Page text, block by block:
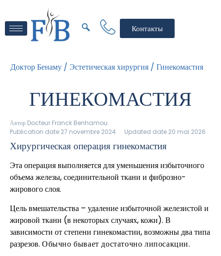
Контакты
Доктор Бенаму / Эстетическая хирургия / Гинекомастия
ГИНЕКОМАСТИЯ
Автор Docteur Franck Benhamou
Publication date 27 novembre 2024
Updated date 20 mai 2026
Хирургическая операция гинекомастия
Эта операция выполняется для уменьшения избыточного
объема железы, соединительной ткани и фиброзно-
жирового слоя.
Цель вмешательства – удаление избыточной железистой и
жировой ткани (в некоторых случаях, кожи). В
зависимости от степени гинекомастии, возможны два типа
разрезов. Обычно бывает достаточно липосакции.